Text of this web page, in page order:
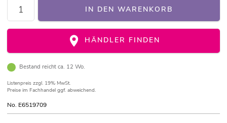
IN DEN WARENKORB
HÄNDLER FINDEN
Bestand reicht ca. 12 Wo.
Listenpreis zzgl. 19% MwSt.
Preise im Fachhandel ggf. abweichend.
No. E6519709